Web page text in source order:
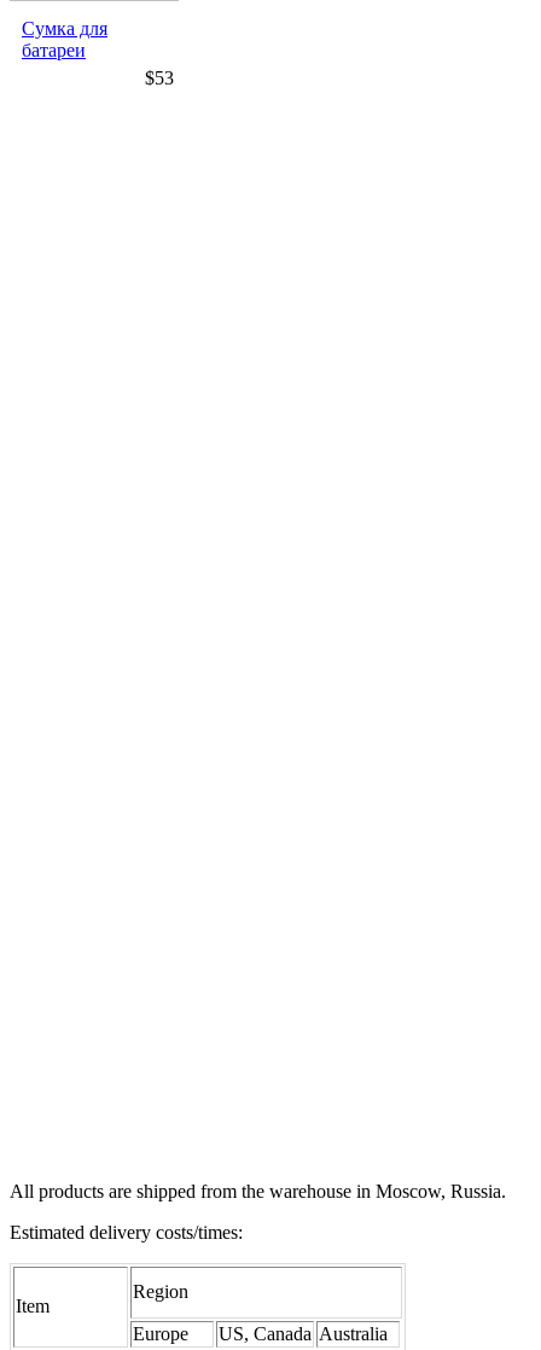
Сумка для
батареи
$53
All products are shipped from the warehouse in Moscow, Russia.
Estimated delivery costs/times:
Item
Region
Europe US, Canada Australia